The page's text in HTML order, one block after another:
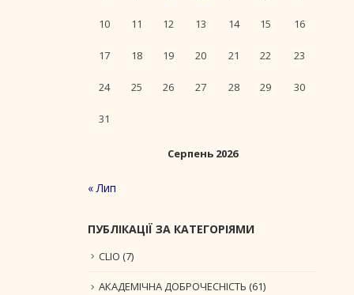
Серпень 2026
10 11 12 13 14 15 16
17 18 19 20 21 22 23
24 25 26 27 28 29 30
31
« Лип
ПУБЛІКАЦІЇ ЗА КАТЕГОРІЯМИ
CLIO (7)
АКАДЕМІЧНА ДОБРОЧЕСНІСТЬ (61)